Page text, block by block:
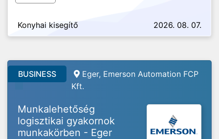
Konyhai kisegítő 2026. 08. 07.
BUSINESS
Eger, Emerson Automation FCP
Kft.
Munkalehetőség
logisztikai gyakornok
munkakörben - Eger